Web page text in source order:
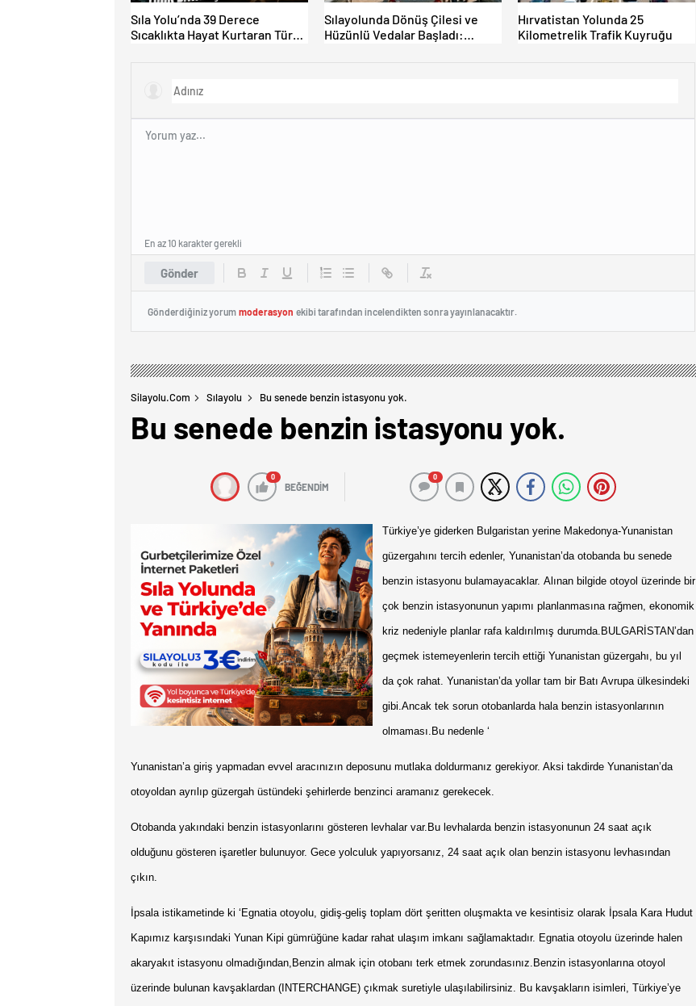
Sıla Yolu’nda 39 Derece
Sıcaklıkta Hayat Kurtaran Türk
Sılayolunda Dönüş Çilesi ve
Hüzünlü Vedalar Başladı:
Hırvatistan Yolunda 25
Kilometrelik Trafik Kuyruğu
Gönder
En az 10 karakter gerekli
Gönderdiğiniz yorum moderasyon ekibi tarafından incelendikten sonra yayınlanacaktır.
Silayolu.com Sılayolu Bu senede benzin istasyonu yok.
Bu senede benzin istasyonu yok.
0
BEĞENDİM
0
Türkiye’ye giderken Bulgaristan yerine Makedonya-Yunanistan
güzergahını tercih edenler, Yunanistan’da otobanda bu senede
benzin istasyonu bulamayacaklar. Alınan bilgide otoyol üzerinde bir
çok benzin istasyonunun yapımı planlanmasına rağmen, ekonomik
kriz nedeniyle planlar rafa kaldırılmış durumda. BULGARİSTAN’dan
geçmek istemeyenlerin tercih ettiği Yunanistan güzergahı, bu yıl
da çok rahat. Yunanistan’da yollar tam bir Batı Avrupa ülkesindeki
gibi.Ancak tek sorun otobanlarda hala benzin istasyonlarının
olmaması.Bu nedenle ‘
Yunanistan’a giriş yapmadan evvel aracınızın deposunu mutlaka doldurmanız gerekiyor. Aksi takdirde Yunanistan’da
otoyoldan ayrılıp güzergah üstündeki şehirlerde benzinci aramanız gerekecek.
Otobanda yakındaki benzin istasyonlarını gösteren levhalar var.Bu levhalarda benzin istasyonunun 24 saat açık
olduğunu gösteren işaretler bulunuyor. Gece yolculuk yapıyorsanız, 24 saat açık olan benzin istasyonu levhasından
çıkın.
İpsala istikametinde ki ‘Egnatia otoyolu, gidiş-geliş toplam dört şeritten oluşmakta ve kesintisiz olarak İpsala Kara Hudut
Kapımız karşısındaki Yunan Kipi gümrüğüne kadar rahat ulaşım imkanı sağlamaktadır. Egnatia otoyolu üzerinde halen
akaryakıt istasyonu olmadığından,Benzin almak için otobanı terk etmek zorundasınız.Benzin istasyonlarına otoyol
üzerinde bulunan kavşaklardan (INTERCHANGE) çıkmak suretiyle ulaşılabilirsiniz. Bu kavşakların isimleri, Türkiye’ye